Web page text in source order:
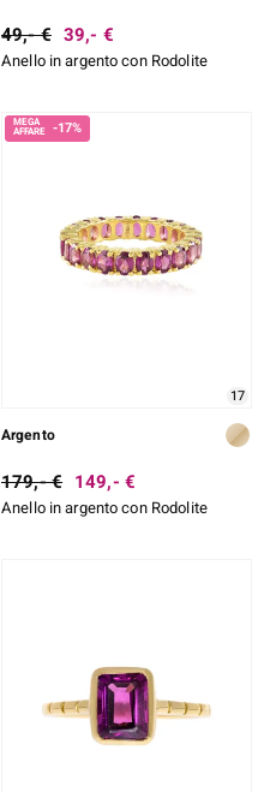
49,- € 39,- €
Anello in argento con Rodolite
-17%
17
Argento
179,- € 149,- €
Anello in argento con Rodolite